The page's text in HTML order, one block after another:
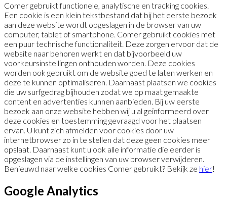
Comer gebruikt functionele, analytische en tracking cookies.
Een cookie is een klein tekstbestand dat bij het eerste bezoek
aan deze website wordt opgeslagen in de browser van uw
computer, tablet of smartphone. Comer gebruikt cookies met
een puur technische functionaliteit. Deze zorgen ervoor dat de
website naar behoren werkt en dat bijvoorbeeld uw
voorkeursinstellingen onthouden worden. Deze cookies
worden ook gebruikt om de website goed te laten werken en
deze te kunnen optimaliseren. Daarnaast plaatsen we cookies
die uw surfgedrag bijhouden zodat we op maat gemaakte
content en advertenties kunnen aanbieden. Bij uw eerste
bezoek aan onze website hebben wij u al geïnformeerd over
deze cookies en toestemming gevraagd voor het plaatsen
ervan. U kunt zich afmelden voor cookies door uw
internetbrowser zo in te stellen dat deze geen cookies meer
opslaat. Daarnaast kunt u ook alle informatie die eerder is
opgeslagen via de instellingen van uw browser verwijderen.
Benieuwd naar welke cookies Comer gebruikt? Bekijk ze hier!
Google Analytics